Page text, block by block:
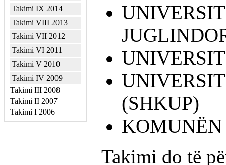
Takimi IX 2014
Takimi VIII 2013
Takimi VII 2012
Takimi VI 2011
Takimi V 2010
Takimi IV 2009
Takimi III 2008
Takimi II 2007
Takimi I 2006
(SHKUP)
Takimi do të